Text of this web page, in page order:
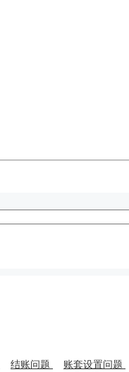
结账问题 账套设置问题